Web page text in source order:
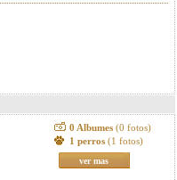
0 Albumes (0 fotos)
1 perros (1 fotos)
ver mas